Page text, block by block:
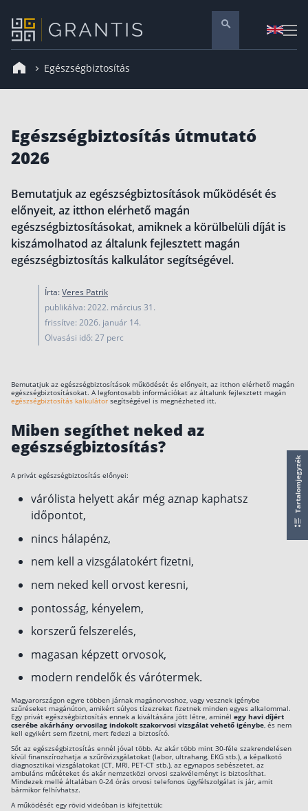
Nyugdíj előtakarékossági számla (NYESZ)
Nyugdíj tanácsadás 🪙
Nyugdíj megtakarítás – Így válassz
Magánnyugdíjpénztár összefoglaló
Nyugdíjkorhatár táblázat és útmutató
Nyugdíj kisokos – A magyar nyugdíjrendszer
működése
Nyugdíjbiztosítás
Melyik a legolcsóbb nyugdíjbiztosítás?
Önkéntes nyugdíjpénztár vagy
Nyugdíjbiztosítás adókedvezmény és adójóváírás
KATA Nyugdíj: így használd ki az
Nyugdíjbiztosítás hozamok
Nyugdíjbiztosítás költségek
Életbiztosítások
Balesetbiztosítás
Megtakarítással kombinált életbiztosítás
Vegyes életbiztosítás
Befektetési egységekhez kötött életbiztosítás
Egészségbiztosítás
Egészségbiztosítás
Egészségbiztosítás útmutató
2026
Bemutatjuk az egészségbiztosítások működését és
előnyeit, az itthon elérhető magán
egészségbiztosításokat, amiknek a körülbelüli díját is
kiszámolhatod az általunk fejlesztett magán
egészségbiztosítás kalkulátor segítségével.
Írta:Veres Patrik
publikálva: 2022. március 31.
frissítve: 2026. január 14.
Olvasási idő: 27 perc
Bemutatjuk az egészségbiztosítások működését és előnyeit, az itthon elérhető magán
egészségbiztosításokat. A legfontosabb információkat az általunk fejlesztett magán
egészségbiztosítás kalkulátor segítségével is megnézheted itt.
Miben segíthet neked az
egészségbiztosítás?
A privát egészségbiztosítás előnyei:
várólista helyett akár még aznap kaphatsz
időpontot,
nincs hálapénz,
nem kell a vizsgálatokért fizetni,
nem neked kell orvost keresni,
pontosság, kényelem,
korszerű felszerelés,
magasan képzett orvosok,
modern rendelők és várótermek.
Magyarországon egyre többen járnak magánorvoshoz, vagy vesznek igénybe
szűréseket magánúton, amikért súlyos tízezreket fizetnek minden egyes alkalommal.
Egy privát egészségbiztosítás ennek a kiváltására jött létre, aminél egy havi díjért
cserébe akárhány orvosilag indokolt szakorvosi vizsgálat vehető igénybe, és nem
kell egyikért sem fizetni, mert fedezi a biztosító.
Sőt az egészségbiztosítás ennél jóval több. Az akár több mint 30-féle szakrendelésen
kívül finanszírozhatja a szűrővizsgálatokat (labor, ultrahang, EKG stb.), a képalkotó
diagnosztikai vizsgálatokat (CT, MRI, PET-CT stb.), az egynapos sebészetet, az
ambuláns műtéteket és akár nemzetközi orvosi szakvéleményt is biztosíthat.
Mindezek mellé általában 0-24 órás orvosi telefonos ügyfélszolgálat is jár, amit
bármikor felhívhatsz.
A működését egy rövid videóban is kifejtettük:
Tartalomjegyzék